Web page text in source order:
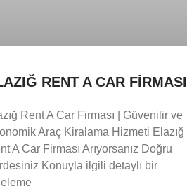
RENT A CAR FIRMASI
Rent A Car Firması | Güvenilir ve
Araç Kiralama Hizmeti Elazığ
A Car Firması Arıyorsanız Doğru
Konuyla ilgili detaylı bir